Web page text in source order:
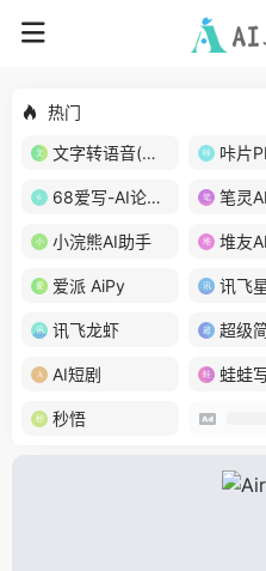
热门
文字转语音(琅琅配音)
咔片
68爱写-AI论文写作 笔灵
小浣熊AI助手 堆友
爱派 AiPy 讯飞
讯飞龙虾
AI短剧 蛙蛙
秒悟